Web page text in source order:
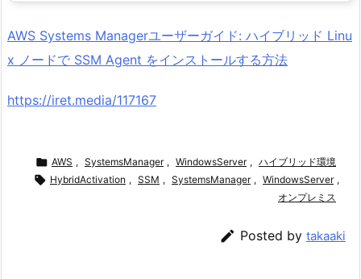
AWS Systems Managerユーザーガイド: ハイブリッド Linu
x ノードで SSM Agent をインストールする方法
https://iret.media/117167
 AWS , SystemsManager , WindowsServer , ハイブリッド環境
 HybridActivation , SSM , SystemsManager , WindowsServer ,
オンプレミス
 Posted by takaaki